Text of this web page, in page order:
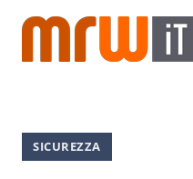
SICUREZZA